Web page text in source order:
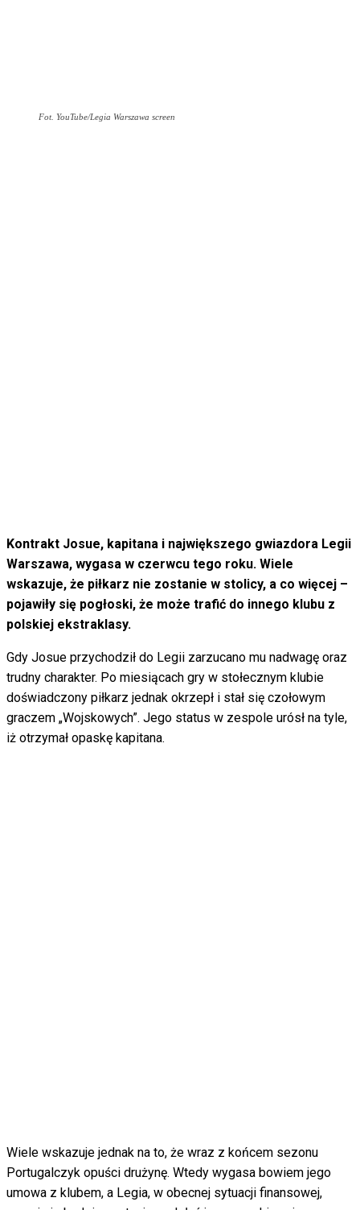
Fot. YouTube/Legia Warszawa screen
Kontrakt Josue, kapitana i największego gwiazdora Legii
Warszawa, wygasa w czerwcu tego roku. Wiele
wskazuje, że piłkarz nie zostanie w stolicy, a co więcej –
pojawiły się pogłoski, że może trafić do innego klubu z
polskiej ekstraklasy.
Gdy Josue przychodził do Legii zarzucano mu nadwagę oraz
trudny charakter. Po miesiącach gry w stołecznym klubie
doświadczony piłkarz jednak okrzepł i stał się czołowym
graczem „Wojskowych”. Jego status w zespole urósł na tyle,
iż otrzymał opaskę kapitana.
Wiele wskazuje jednak na to, że wraz z końcem sezonu
Portugalczyk opuści drużynę. Wtedy wygasa bowiem jego
umowa z klubem, a Legia, w obecnej sytuacji finansowej,